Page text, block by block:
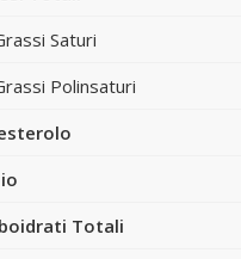
Saturi
Polinsaturi
Totali